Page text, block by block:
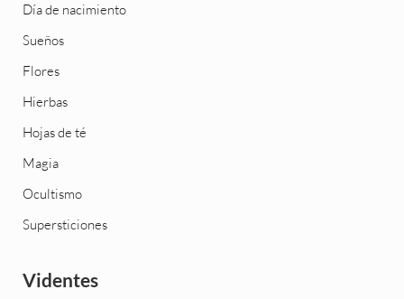
Día de nacimiento
Sueños
Flores
Hierbas
Hojas de té
Magia
Ocultismo
Supersticiones
Videntes